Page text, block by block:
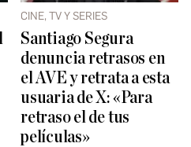
CINE, TV Y SERIES
Santiago Segura
denuncia retrasos en
el AVE y retrata a esta
usuaria de X: «Para
retraso el de tus
películas»